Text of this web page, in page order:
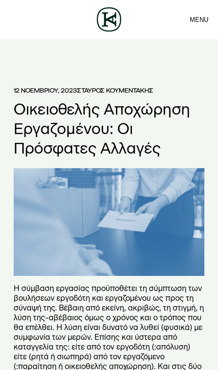
ΕΠΙΚΟΙΝΩΝΙΑ
MENU
12 ΝΟΕΜΒΡΙΟΥ, 2023ΣΤΑΥΡΟΣ ΚΟΥΜΕΝΤΑΚΗΣ
Οικειοθελής Αποχώρηση
Εργαζομένου: Οι
Πρόσφατες Αλλαγές
Η σύμβαση εργασίας προϋποθέτει τη σύμπτωση των
βουλήσεων εργοδότη και εργαζομένου ως προς τη
σύναψή της. Βέβαιη από εκείνη, ακριβώς, τη στιγμή, η
λύση της-αβέβαιος όμως ο χρόνος και ο τρόπος που
θα επέλθει. Η λύση είναι δυνατό να λυθεί (φυσικά) με
συμφωνία των μερών. Επίσης και ύστερα από
καταγγελία της: είτε από τον εργοδότη (:απόλυση)
είτε (ρητά ή σιωπηρά) από τον εργαζόμενο
(:παραίτηση ή οικειοθελής αποχώρηση). Και στις δύο